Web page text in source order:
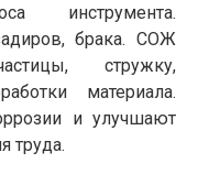
инструмента.
брака. СОЖ
стружку,
материала.
и улучшают
труда.